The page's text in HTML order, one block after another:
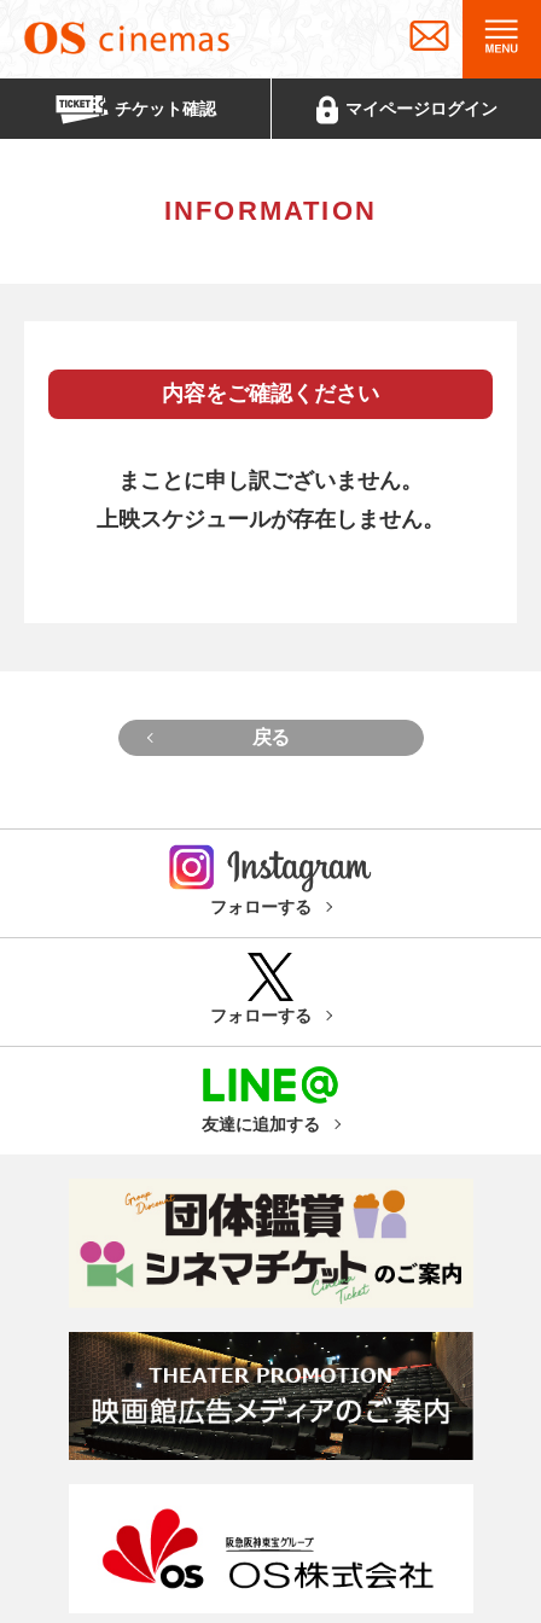
チケット確認 マイページログイン
INFORMATION
内容をご確認ください
まことに申し訳ございません。
上映スケジュールが存在しません。
戻る
フォローする
フォローする
友達に追加する